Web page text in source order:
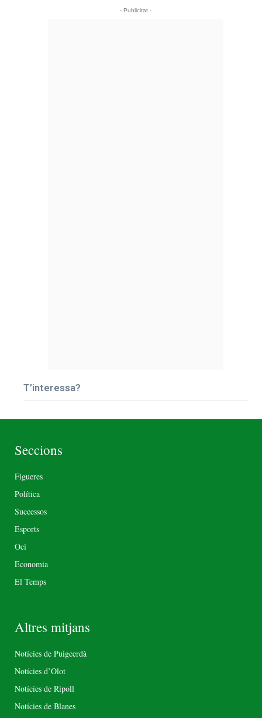
- Publicitat -
T’interessa?
Seccions
Figueres
Política
Successos
Esports
Oci
Economia
El Temps
Altres mitjans
Notícies de Puigcerdà
Notícies d’Olot
Notícies de Ripoll
Notícies de Blanes